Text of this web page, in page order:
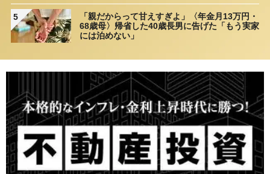
然「何かの間違いでは？」
5
「親だからって甘えすぎよ」〈年金月13万円・
68歳母〉帰省した40歳長男に告げた「もう実家
には泊めない」